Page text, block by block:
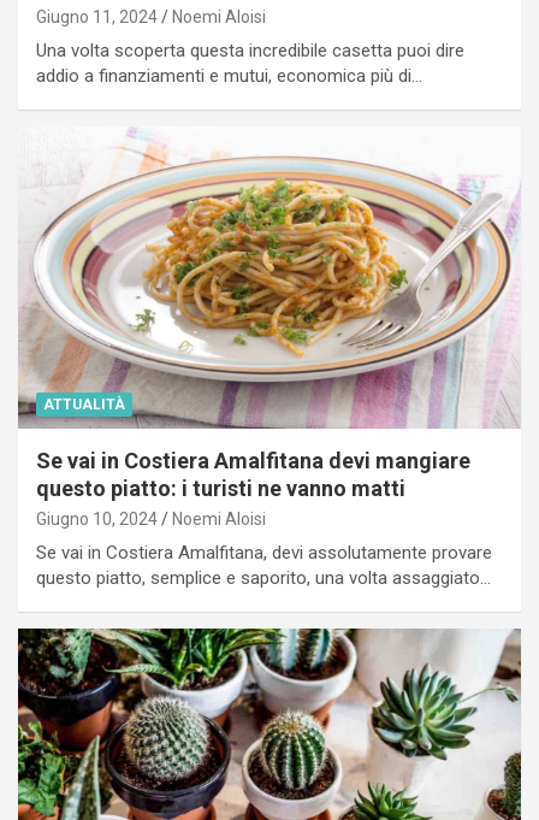
Giugno 11, 2024 Noemi Aloisi
Una volta scoperta questa incredibile casetta puoi dire
addio a finanziamenti e mutui, economica più di…
ATTUALITÀ
Se vai in Costiera Amalfitana devi mangiare
questo piatto: i turisti ne vanno matti
Giugno 10, 2024 Noemi Aloisi
Se vai in Costiera Amalfitana, devi assolutamente provare
questo piatto, semplice e saporito, una volta assaggiato…